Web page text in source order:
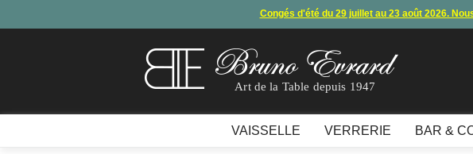
Congés d'été du 29 juillet au 23 août 2026.
En raison d'un souci technique, le mode de règlement par carte
Art de la Table depuis 1947
VAISSELLE VERRERIE BAR &